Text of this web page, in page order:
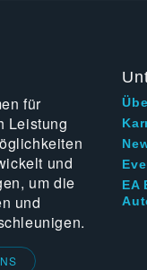
für
Leistung
und
um die
und
EA